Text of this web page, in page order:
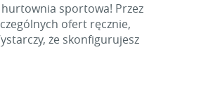
sportowa! Przez
ofert ręcznie,
że skonfigurujesz